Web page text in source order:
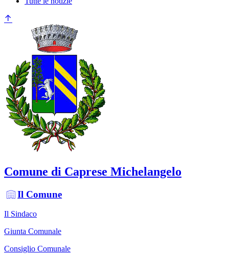
Comune di Caprese Michelangelo
Il Comune
Il Sindaco
Giunta Comunale
Consiglio Comunale